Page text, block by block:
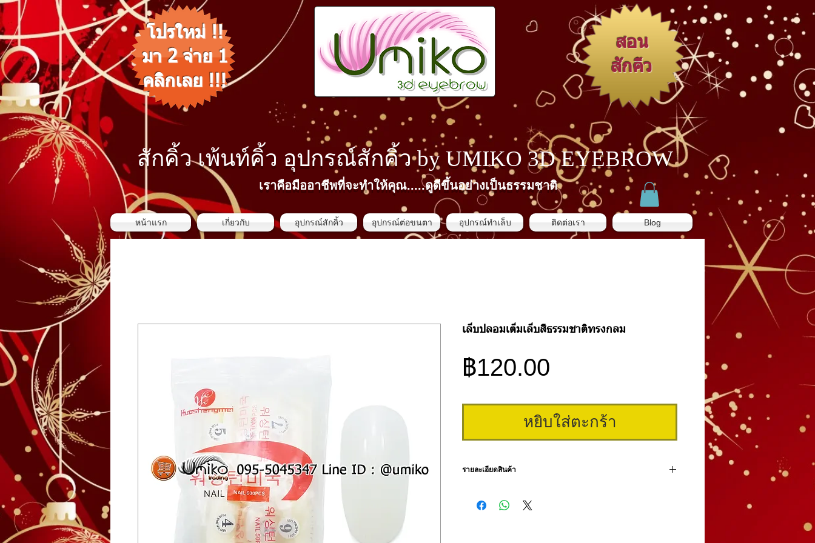
สักคิ้ว เพ้นท์คิ้ว​ อุปกรณ์สักคิ้ว by UMIKO 3D EYEBROW
เราคือมืออาชีพที่จะทำให้คุณ.....ดูดีขึ้นอย่างเป็นธรรมชาติ
สอน
สักคิ้ว
โปรใหม่ !!
มา 2 จ่าย 1
คลิกเลย !!!
หน้าแรก เกี่ยวกับ อุปกรณ์สักคิ้ว อุปกรณ์ต่อขนตา อุปกรณ์ทำเล็บ ติดต่อเรา Blog
เล็บปลอมเต็มเล็บสีธรรมชาติทรงกลม
฿120.00
หยิบใส่ตะกร้า
รายละเอียดสินค้า
แต่ละเบอร์บรรจุ 50 ชิ้น